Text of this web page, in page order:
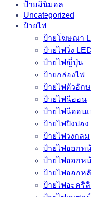
ป้ายมินิมอล
Uncategorized
ป้ายไฟ
ป้ายโฆษณา
ป้ายไฟวิ่ง LED
ป้ายไฟญี่ปุ่น
ป้ายกล่องไฟ
ป้ายไฟตัวอัก
ป้ายไฟนีออน
ป้ายไฟนีออน
ป้ายไฟปิงปอง
ป้ายไฟวงกลม
ป้ายไฟออกห
ป้ายไฟออกห
ป้ายไฟออกห
ป้ายไฟอะคริ